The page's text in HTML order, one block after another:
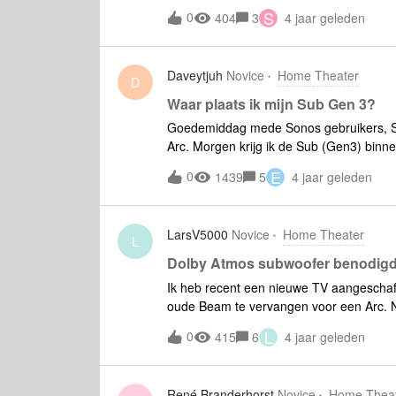
ik de Sub vervolgens bedraad
prima. Nu had ik verwacht dat als ik de
gewoon zou blijven doen. Dit was
groet, Steffan.
0 404 3 S 4 jaar geleden
D Daveytjuh Novice Home Theater
Waar plaats ik mijn Sub Gen 3?
Goedemiddag mede Sonos gebruikers,
Arc. Morgen krijg ik de Sub (Gen3)
plaatsen? Heb de arc voor de tv op het
het tv meubel plaatsen? Moet ik hierbij
plaatsen? Alvast bedankt!
0 1439 5 E 4 jaar geleden
L LarsV5000 Novice Home Theater
Dolby Atmos subwoofer
Ik heb recent een nieuwe TV
oude Beam te vervangen voor een Arc.
Sub G3 staan. Echter na het instellen
doorgeven (via de app) ook voor prime
geen Atmos titels). Zowel bij Disney als
0 415 6 L 4 jaar geleden